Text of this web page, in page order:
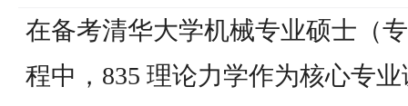
在备考清华大学机械专业硕士（
程中，835 理论力学作为核心专